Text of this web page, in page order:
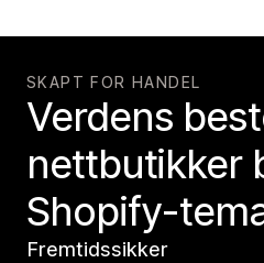
SKAPT FOR HANDEL
Verdens
nettbutikker
Shopify-
Fremtidssikker